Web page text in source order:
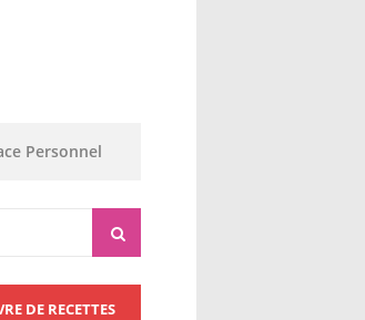
Personnel
DE RECETTES